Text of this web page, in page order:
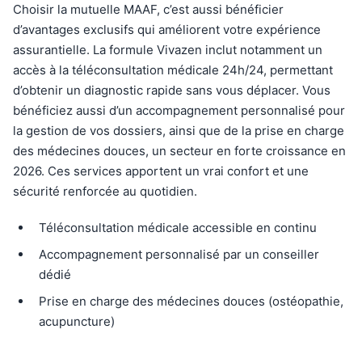
Choisir la mutuelle MAAF, c’est aussi bénéficier
d’avantages exclusifs qui améliorent votre expérience
assurantielle. La formule Vivazen inclut notamment un
accès à la téléconsultation médicale 24h/24, permettant
d’obtenir un diagnostic rapide sans vous déplacer. Vous
bénéficiez aussi d’un accompagnement personnalisé pour
la gestion de vos dossiers, ainsi que de la prise en charge
des médecines douces, un secteur en forte croissance en
2026. Ces services apportent un vrai confort et une
sécurité renforcée au quotidien.
Téléconsultation médicale accessible en continu
Accompagnement personnalisé par un conseiller
dédié
Prise en charge des médecines douces (ostéopathie,
acupuncture)